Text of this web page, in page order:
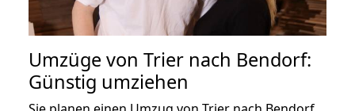
Umzüge von Trier nach Bendorf:
Günstig umziehen